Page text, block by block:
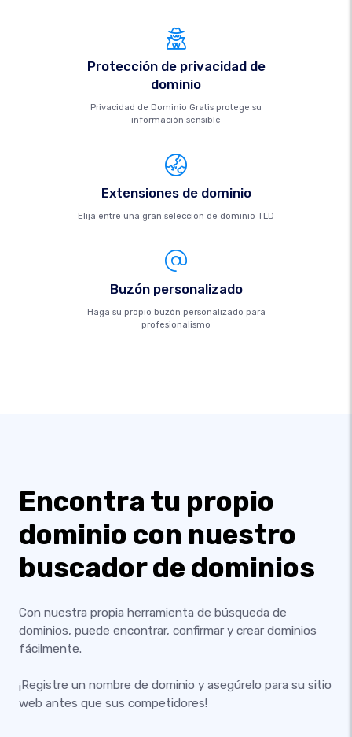
Protección de privacidad de
dominio
Privacidad de Dominio Gratis protege su
información sensible
Extensiones de dominio
Elija entre una gran selección de dominio TLD
Buzón personalizado
Haga su propio buzón personalizado para
profesionalismo
Encontra tu propio
dominio con nuestro
buscador de dominios
Con nuestra propia herramienta de búsqueda de
dominios, puede encontrar, confirmar y crear dominios
fácilmente.
¡Registre un nombre de dominio y asegúrelo para su sitio
web antes que sus competidores!